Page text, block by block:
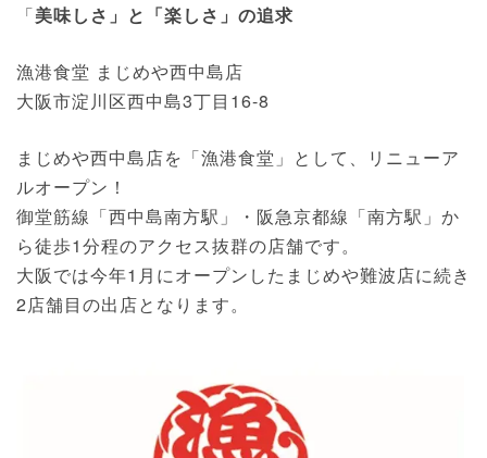
「美味しさ」と「楽しさ」の追求
漁港食堂 まじめや西中島店
大阪市淀川区西中島3丁目16-8
まじめや西中島店を「漁港食堂」として、リニューア
ルオープン！
御堂筋線「西中島南方駅」・阪急京都線「南方駅」か
ら徒歩1分程のアクセス抜群の店舗です。
大阪では今年1月にオープンしたまじめや難波店に続き
2店舗目の出店となります。